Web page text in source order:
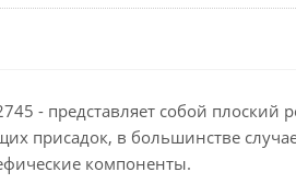
- представляет собой плоский
присадок, в большинстве
компоненты.